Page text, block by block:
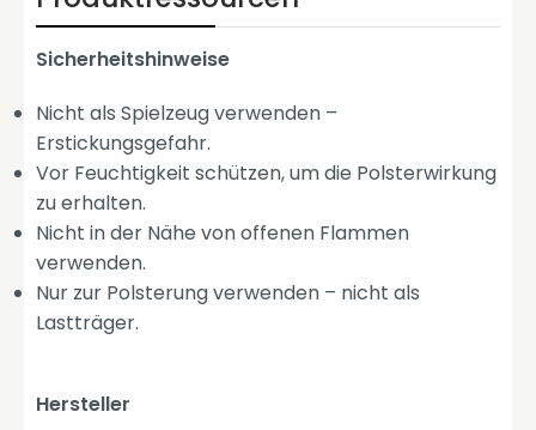
Sicherheitshinweise
Nicht als Spielzeug verwenden –
Erstickungsgefahr.
Vor Feuchtigkeit schützen, um die Polsterwirkung
zu erhalten.
Nicht in der Nähe von offenen Flammen
verwenden.
Nur zur Polsterung verwenden – nicht als
Lastträger.
Hersteller